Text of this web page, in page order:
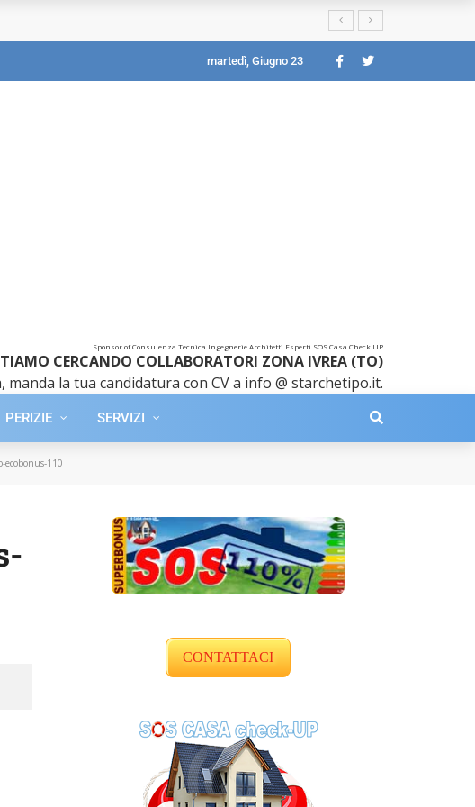
martedì, Giugno 23
Sponsor of Consulenza Tecnica Ingegnerie Architetti Esperti SOS Casa Check UP
CERCANDO COLLABORATORI ZONA IVREA (TO)
la tua candidatura con CV a info @ starchetipo.it.
PERIZIE SERVIZI
ecobonus-110
CONTATTACI